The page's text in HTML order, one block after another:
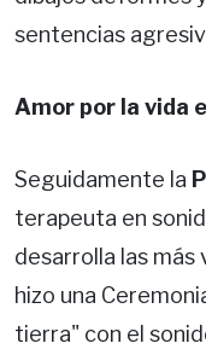
sentencias
Amor por la vida
Seguidamente la
terapeuta en
desarrolla las más
hizo una
tierra" con el